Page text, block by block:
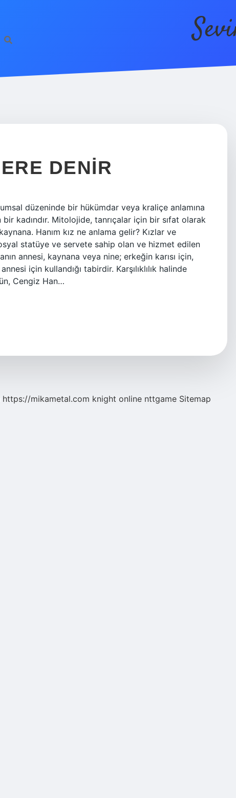
DENIR
düzeninde bir hükümdar veya kraliçe anlamına
kadındır. Mitolojide, tanrıçalar için bir sıfat olarak
Hanım kız ne anlama gelir? Kızlar ve
statüye ve servete sahip olan ve hizmet edilen
annesi, kaynana veya nine; erkeğin karısı için,
için kullandığı tabirdir. Karşılıklılık halinde
Cengiz Han…
https://mikametal.com knight online nttgame Sitemap